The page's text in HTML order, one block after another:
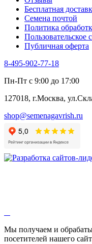
Бесплатная
Семена почтой
Политика
Пользовательское
Публичная оферта
8-495-902-77-18
Пн-Пт с 9:00 до 17:00
127018, г.Москва,
shop@semenagavrish.ru
Мы получаем и
посетителей нашего